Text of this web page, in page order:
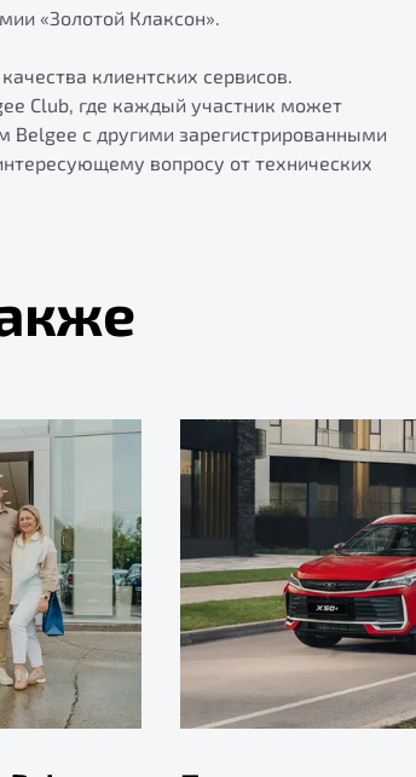
«Золотой Клаксон».
клиентских сервисов.
Club, где каждый участник может
с другими зарегистрированными
вопросу от технических